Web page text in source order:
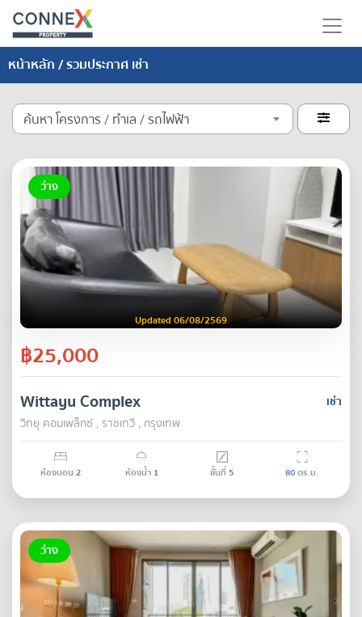
หน้าหลัก/ รวมประกาศ เช่า
ค้นหา โครงการ / ทำเล / รถไฟฟ้า 
ว่าง
Updated 06/08/2569
฿25,000
เช่า
Wittayu Complex
วิทยุ คอมเพล็กซ์ , ราชเทวี , กรุงเทพ
ห้องนอน 2 ห้องน้ำ 1 ชั้นที่5 80ตร.ม.
ว่าง